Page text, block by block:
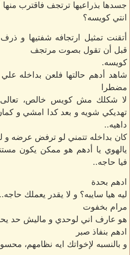
جسدها بذراعيها ترتجف فاقترب منها
انتي كويسه؟
أتقنت تمثيل ارتجافه شفتيها و
قبل أن تقول بصوت مرتجف
كويسه.
شاهد أدهم حالتها فلعن بداخله
مضطرا
لا شكلك مش كويس خالص، تعالى
تهديكي شويه و بعد كدا امشي و
داهيه..
كان بداخله تتمني لو ترفض عرضه و
يالهوي يا أدهم هو ممكن يكون
فيا حاجه..
ادهم بحدة
ليه هيا سايبه؟ و لا يقدر يعملك حاجه..
مرام بخفوت
هو عارف اني لوحدي و ماليش حد
ادهم بنفاذ صبر
و بالنسبه لإخواتك ايه نظامهم،